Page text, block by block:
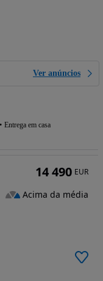
Ver anúncios
Entrega em casa
14 490 EUR
Acima da média